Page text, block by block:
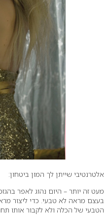
אלטרנטיבי שייתן לך המון ביטחון:
מעט זה יותר – היום נהוג לאפר
בעצם מראה לא טבעי. כדי ליצור
הטבעי של הכלה ולא לקבור אותו